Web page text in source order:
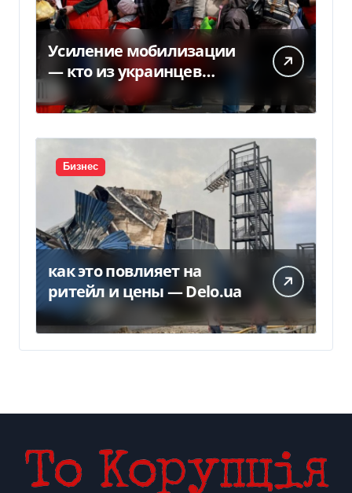
Усиление мобилизации
— кто из украинцев
потеряет право на
временную защиту в ЕС
Бизнес
как это повлияет на
ритейл и цены — Delo.ua